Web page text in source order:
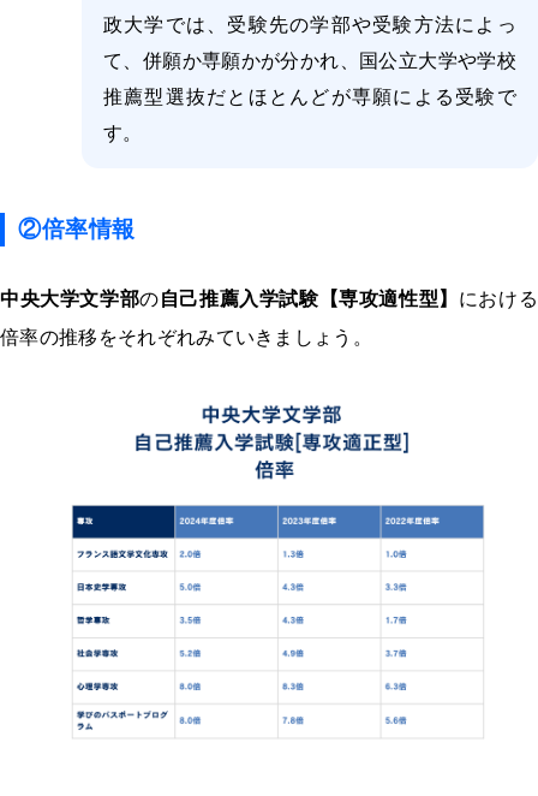
政大学では、受験先の学部や受験方法によっ
て、併願か専願かが分かれ、国公立大学や学校
推薦型選抜だとほとんどが専願による受験で
す。
②倍率情報
中央大学文学部の自己推薦入学試験【専攻適性型】 における
倍率の推移をそれぞれみていきましょう。